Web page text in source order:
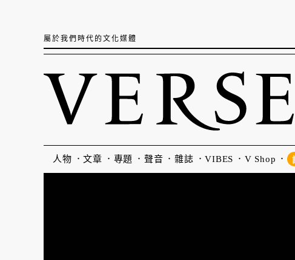
屬於我們時代的文化媒體
人物 文章 專題 聲音 雜誌 VIBES V Shop